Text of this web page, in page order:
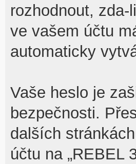
rozhodnout,
ve vašem účtu
automaticky
Vaše heslo je
bezpečnosti.
dalších
účtu na „REBEL